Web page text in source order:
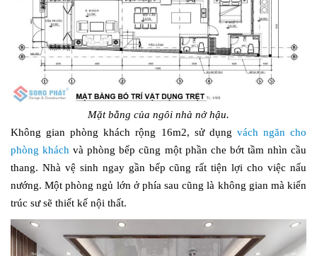
Mặt bằng của ngôi nhà nở hậu.
Không gian phòng khách rộng 16m2, sử dụng vách ngăn cho
phòng khách và phòng bếp cũng một phần che bớt tầm nhìn cầu
thang. Nhà vệ sinh ngay gần bếp cũng rất tiện lợi cho việc nấu
nướng. Một phòng ngủ lớn ở phía sau cũng là không gian mà kiến
trúc sư sẽ thiết kế nội thất.